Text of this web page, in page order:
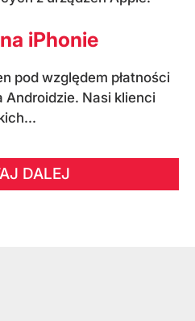
iPhonie
pod względem płatności
Androidzie. Nasi klienci
DALEJ